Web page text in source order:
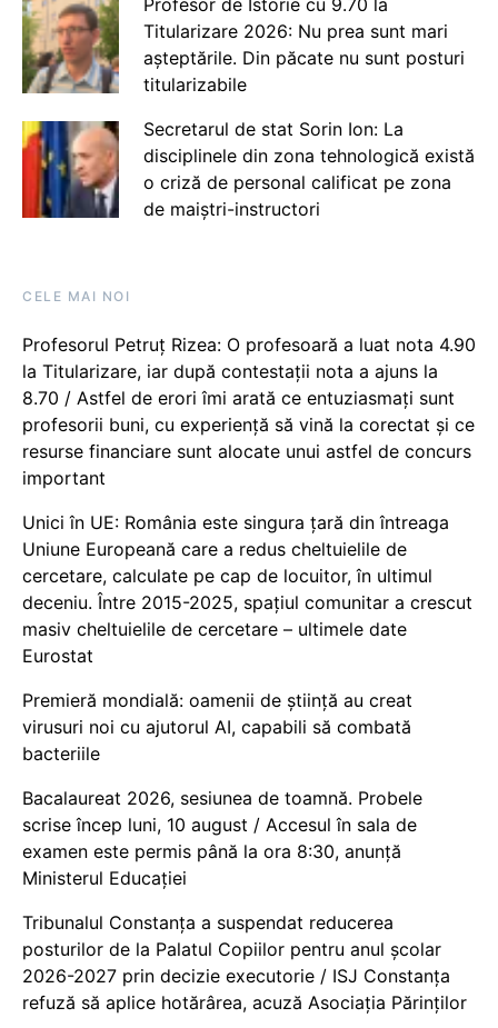
Profesor de Istorie cu 9.70 la
Titularizare 2026: Nu prea sunt mari
așteptările. Din păcate nu sunt posturi
titularizabile
Secretarul de stat Sorin Ion: La
disciplinele din zona tehnologică există
o criză de personal calificat pe zona
de maiștri-instructori
CELE MAI NOI
Profesorul Petruț Rizea: O profesoară a luat nota 4.90
la Titularizare, iar după contestații nota a ajuns la
8.70 / Astfel de erori îmi arată ce entuziasmați sunt
profesorii buni, cu experiență să vină la corectat și ce
resurse financiare sunt alocate unui astfel de concurs
important
Unici în UE: România este singura țară din întreaga
Uniune Europeană care a redus cheltuielile de
cercetare, calculate pe cap de locuitor, în ultimul
deceniu. Între 2015-2025, spațiul comunitar a crescut
masiv cheltuielile de cercetare – ultimele date
Eurostat
Premieră mondială: oamenii de știință au creat
virusuri noi cu ajutorul AI, capabili să combată
bacteriile
Bacalaureat 2026, sesiunea de toamnă. Probele
scrise încep luni, 10 august / Accesul în sala de
examen este permis până la ora 8:30, anunță
Ministerul Educației
Tribunalul Constanța a suspendat reducerea
posturilor de la Palatul Copiilor pentru anul școlar
2026-2027 prin decizie executorie / ISJ Constanța
refuză să aplice hotărârea, acuză Asociația Părinților